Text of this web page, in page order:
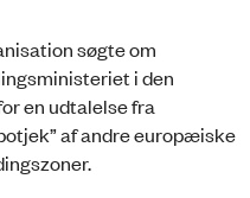
søgte om
i den
en udtalelse fra
af andre europæiske